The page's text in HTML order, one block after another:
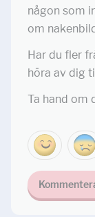
någon som
om
Har du fler
höra av dig
Ta hand om